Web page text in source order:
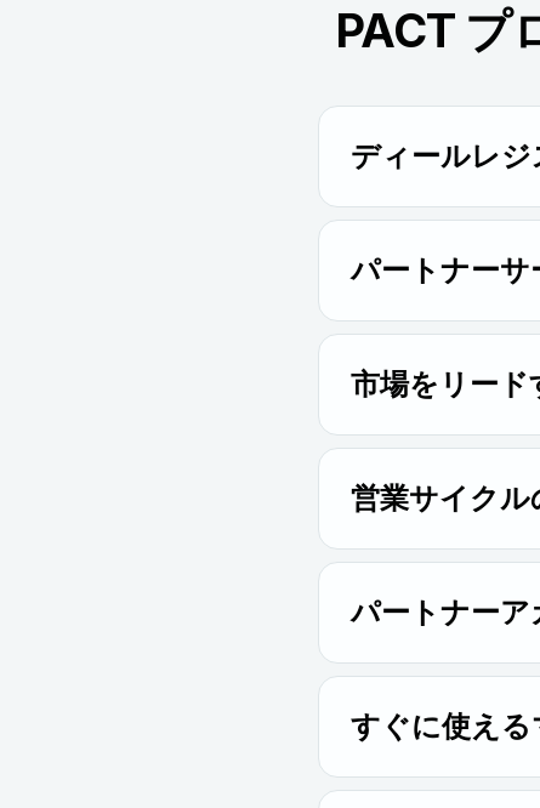
PACT プ
ディールレ
案件を登録すると、
対応を受けることが
パートナーサ
Rapid7のトレーニン
きます。
市場をリード
新規顧客と更新顧客
営業サイクル
NFR ライセンスと
をさらに充実させま
パートナーア
最高のメンバーと一
ンドのペルソナ別コ
すぐに使え
Rapid7 の